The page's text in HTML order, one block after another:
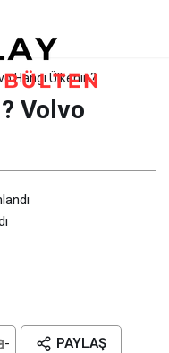
Hangi Ülkenin?
Volvo
- PAYLAŞ
Volvo Hangi